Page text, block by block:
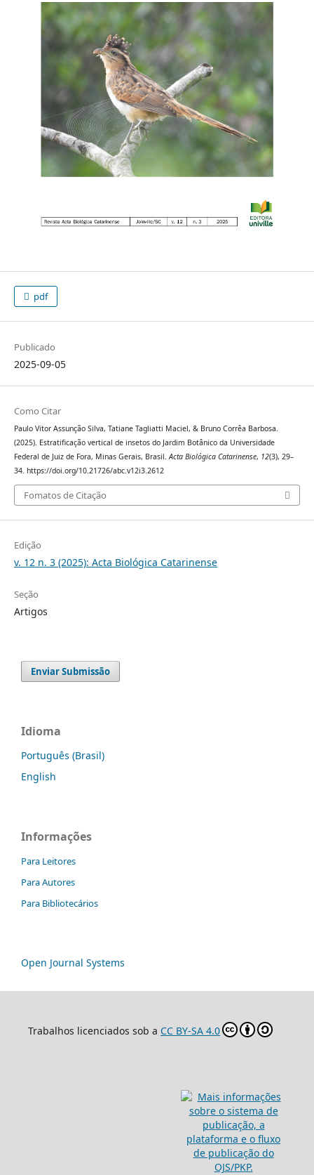
pdf
Publicado
2025-09-05
Como Citar
Paulo Vitor Assunção Silva, Tatiane Tagliatti Maciel, & Bruno Corrêa Barbosa.
(2025). Estratificação vertical de insetos do Jardim Botânico da Universidade
Federal de Juiz de Fora, Minas Gerais, Brasil. Acta Biológica Catarinense, 12(3), 29–
34. https://doi.org/10.21726/abc.v12i3.2612
Fomatos de Citação
Edição
v. 12 n. 3 (2025): Acta Biológica Catarinense
Seção
Artigos
Enviar Submissão
Idioma
Português (Brasil)
English
Informações
Para Leitores
Para Autores
Para Bibliotecários
Open Journal Systems
Trabalhos licenciados sob a CC BY-SA 4.0